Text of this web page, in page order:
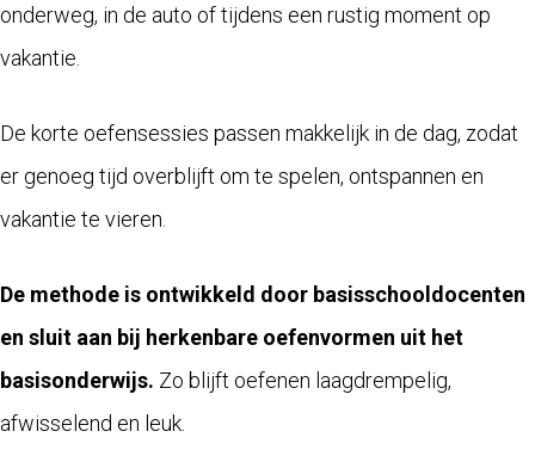
onderweg, in de auto of tijdens een rustig moment op
vakantie.
De korte oefensessies passen makkelijk in de dag, zodat
er genoeg tijd overblijft om te spelen, ontspannen en
vakantie te vieren.
De methode is ontwikkeld door basisschooldocenten
en sluit aan bij herkenbare oefenvormen uit het
basisonderwijs. Zo blijft oefenen laagdrempelig,
afwisselend en leuk.